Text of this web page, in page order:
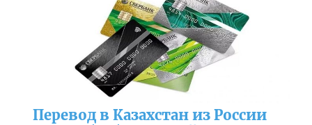
Перевод в Казахстан из России